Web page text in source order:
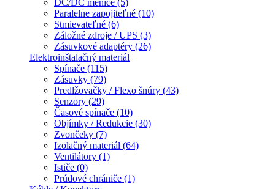
DC/DC meniče (5)
Paralelne zapojiteľné (10)
Stmievateľné (6)
Záložné zdroje / UPS (3)
Zásuvkové adaptéry (26)
Elektroinštalačný materiál
Spínače (115)
Zásuvky (79)
Predlžovačky / Flexo šnúry (43)
Senzory (29)
Časové spínače (10)
Objímky / Redukcie (30)
Zvončeky (7)
Izolačný materiál (64)
Ventilátory (1)
Ističe (0)
Prúdové chrániče (1)